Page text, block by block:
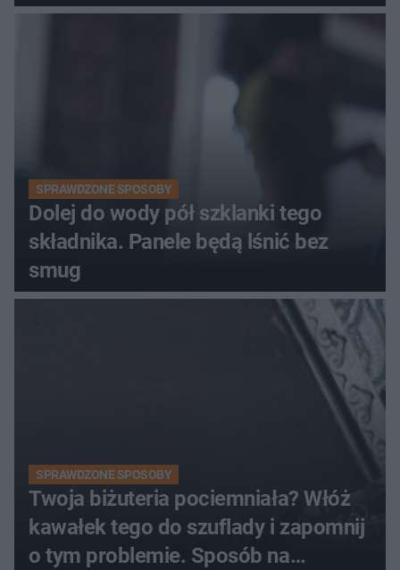
kobiety
SPRAWDZONE SPOSOBY
Dolej do wody pół szklanki tego
składnika. Panele będą lśnić bez
smug
SPRAWDZONE SPOSOBY
Twoja biżuteria pociemniała? Włóż
kawałek tego do szuflady i zapomnij
o tym problemie. Sposób na